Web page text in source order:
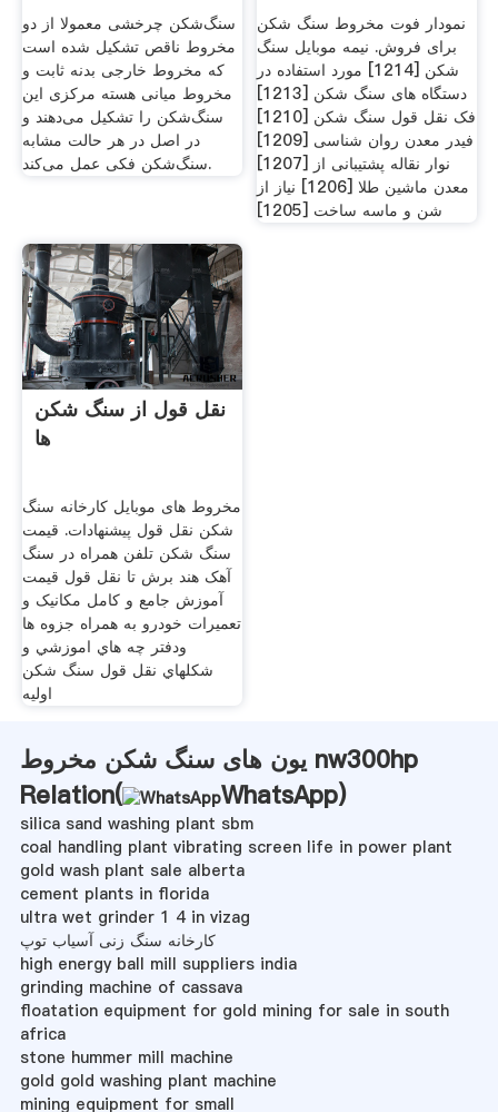
سنگ‌شکن چرخشی معمولا از دو
مخروط ناقص تشکیل شده است
که مخروط خارجی بدنه ثابت و
مخروط میانی هسته مرکزی این
سنگ‌شکن را تشکیل می‌دهند و
در اصل در هر حالت مشابه
سنگ‌شکن فکی عمل می‌کند.
نمودار فوت مخروط سنگ شکن
برای فروش. نیمه موبایل سنگ
شکن [1214] مورد استفاده در
دستگاه های سنگ شکن [1213]
فک نقل قول سنگ شکن [1210]
فیدر معدن روان شناسی [1209]
نوار نقاله پشتیبانی از [1207]
معدن ماشین طلا [1206] نیاز از
شن و ماسه ساخت [1205]
نقل قول از سنگ شکن
ها
مخروط های موبایل کارخانه سنگ
شکن نقل قول پیشنهادات. قیمت
سنگ شکن تلفن همراه در سنگ
آهک هند برش تا نقل قول قیمت
آموزش جامع و کامل مکانيک و
تعميرات خودرو به همراه جزوه ها
ودفتر چه هاي اموزشي و
شكلهاي نقل قول سنگ شکن
اولیه
یون های سنگ شکن مخروط nw300hp
Relation(
WhatsApp)
silica sand washing plant sbm
coal handling plant vibrating screen life in power plant
gold wash plant sale alberta
cement plants in florida
ultra wet grinder 1 4 in vizag
کارخانه سنگ زنی آسیاب توپ
high energy ball mill suppliers india
grinding machine of cassava
floatation equipment for gold mining for sale in south
africa
stone hummer mill machine
gold gold washing plant machine
mining equipment for small